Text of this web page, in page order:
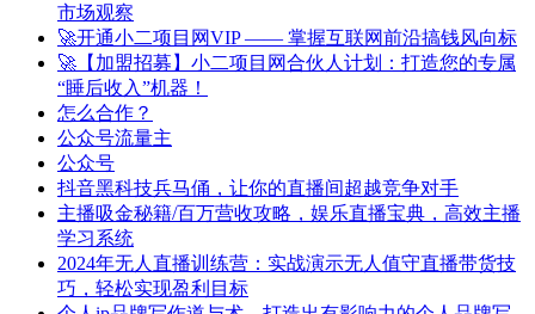
市场观察
🚀开通小二项目网VIP —— 掌握互联网前沿搞钱风向标
🚀【加盟招募】小二项目网合伙人计划：打造您的专属
“睡后收入”机器！
怎么合作？
公众号流量主
公众号
抖音黑科技兵马俑，让你的直播间超越竞争对手
主播吸金秘籍/百万营收攻略，娱乐直播宝典，高效主播
学习系统
2024年无人直播训练营：实战演示无人值守直播带货技
巧，轻松实现盈利目标